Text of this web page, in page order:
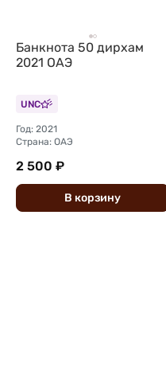
Банкнота 50 дирхам
2021 ОАЭ
UNC
Год: 2021
Страна: ОАЭ
2 500 ₽
В корзину